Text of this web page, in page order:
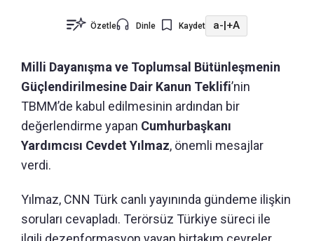
Özetle Dinle Kaydet a-|+A
Milli Dayanışma ve Toplumsal Bütünleşmenin
Güçlendirilmesine Dair Kanun Teklifi’nin
TBMM’de kabul edilmesinin ardından bir
değerlendirme yapan Cumhurbaşkanı
Yardımcısı Cevdet Yılmaz, önemli mesajlar
verdi.
Yılmaz, CNN Türk canlı yayınında gündeme ilişkin
soruları cevapladı. Terörsüz Türkiye süreci ile